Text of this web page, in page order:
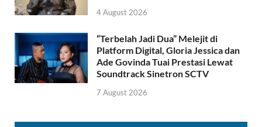
4 August 2026
“Terbelah Jadi Dua” Melejit di
Platform Digital, Gloria Jessica dan
Ade Govinda Tuai Prestasi Lewat
Soundtrack Sinetron SCTV
7 August 2026